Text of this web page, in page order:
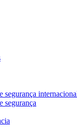
segurança
segurança